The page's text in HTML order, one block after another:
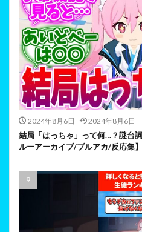
2024年8月6日 2024年8月6日
結局「はっちゃ」って何…？謎台
ルーアーカイブ/ブルアカ/反応集】